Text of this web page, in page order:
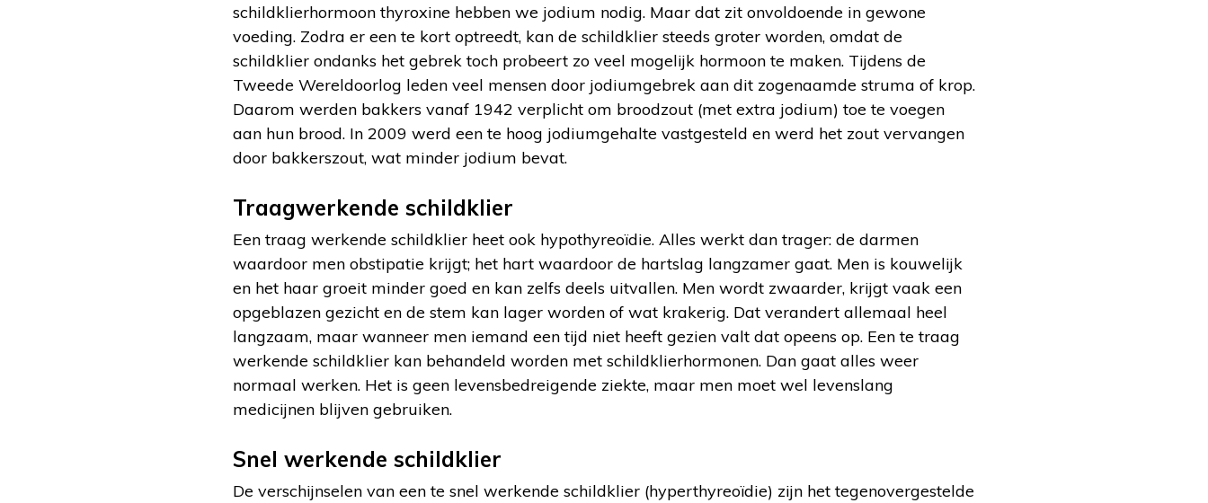
schildklierhormoon thyroxine hebben we jodium nodig. Maar dat zit onvoldoende in gewone
voeding. Zodra er een te kort optreedt, kan de schildklier steeds groter worden, omdat de
schildklier ondanks het gebrek toch probeert zo veel mogelijk hormoon te maken. Tijdens de
Tweede Wereldoorlog leden veel mensen door jodiumgebrek aan dit zogenaamde struma of krop.
Daarom werden bakkers vanaf 1942 verplicht om broodzout (met extra jodium) toe te voegen
aan hun brood. In 2009 werd een te hoog jodiumgehalte vastgesteld en werd het zout vervangen
door bakkerszout, wat minder jodium bevat.
Traagwerkende schildklier
Een traag werkende schildklier heet ook hypothyreoïdie. Alles werkt dan trager: de darmen
waardoor men obstipatie krijgt; het hart waardoor de hartslag langzamer gaat. Men is kouwelijk
en het haar groeit minder goed en kan zelfs deels uitvallen. Men wordt zwaarder, krijgt vaak een
opgeblazen gezicht en de stem kan lager worden of wat krakerig. Dat verandert allemaal heel
langzaam, maar wanneer men iemand een tijd niet heeft gezien valt dat opeens op. Een te traag
werkende schildklier kan behandeld worden met schildklierhormonen. Dan gaat alles weer
normaal werken. Het is geen levensbedreigende ziekte, maar men moet wel levenslang
medicijnen blijven gebruiken.
Snel werkende schildklier
De verschijnselen van een te snel werkende schildklier (hyperthyreoïdie) zijn het tegenovergestelde